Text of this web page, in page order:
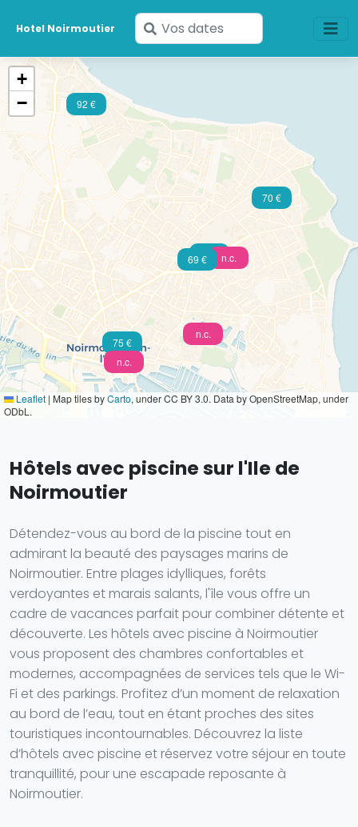
Hotel Noirmoutier
Saisissez
vos
n.c.
n.c.
n.c.
70 €
75 €
92 €
69 €59 €
+
−
Leaflet | Map tiles byCarto, under CC BY 3.0. Data by OpenStreetMap, under
ODbL.
Hôtels avec piscine sur l'Ile de
Noirmoutier
Détendez-vous au bord de la piscine tout en
admirant la beauté des paysages marins de
Noirmoutier. Entre plages idylliques, forêts
verdoyantes et marais salants, l'île vous offre un
cadre de vacances parfait pour combiner détente et
découverte. Les hôtels avec piscine à Noirmoutier
vous proposent des chambres confortables et
modernes, accompagnées de services tels que le Wi-
Fi et des parkings. Profitez d’un moment de relaxation
au bord de l’eau, tout en étant proches des sites
touristiques incontournables. Découvrez la liste
d’hôtels avec piscine et réservez votre séjour en toute
tranquillité, pour une escapade reposante à
Noirmoutier.